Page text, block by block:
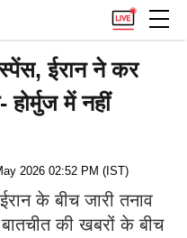
ईरान ने कर
में नहीं
2026 02:52 PM (IST)
के बीच जारी तनाव
की खबरों के बीच